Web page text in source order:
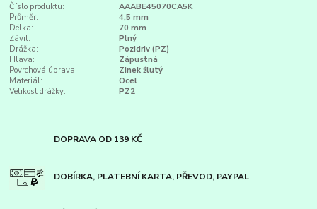
Číslo produktu:
AAABE45070CA5K
Průměr:
4,5 mm
Délka:
70 mm
Závit:
Plný
Drážka:
Pozidriv (PZ)
Hlava:
Zápustná
Povrchová úprava:
Zinek žlutý
Materiál:
Ocel
Velikost drážky:
PZ2
DOPRAVA OD 139 KČ
DOBÍRKA, PLATEBNÍ KARTA, PŘEVOD, PAYPAL